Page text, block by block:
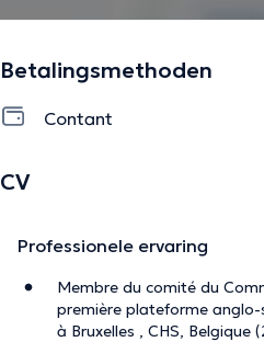
De beschrijving werd aangepast door
Betalingsmethoden
Contant
CV
Professionele ervaring
Membre du comité du
première plateforme
à Bruxelles , CHS, Belgique